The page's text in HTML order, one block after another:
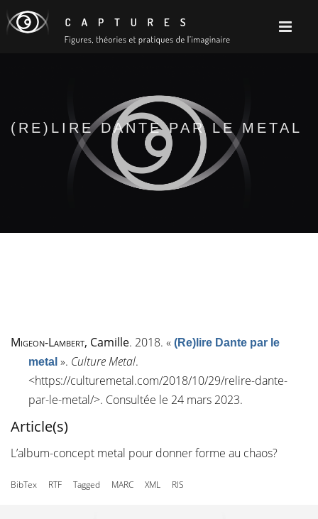
(RE)LIRE DANTE PAR LE METAL
Migeon-Lambert, Camille. 2018. « (Re)lire Dante par le
metal ». Culture Metal.
<https://culturemetal.com/2018/10/29/relire-dante-
par-le-metal/>. Consultée le 24 mars 2023.
Article(s)
L’album-concept metal pour donner forme au chaos?
BibTex RTF Tagged MARC XML RIS